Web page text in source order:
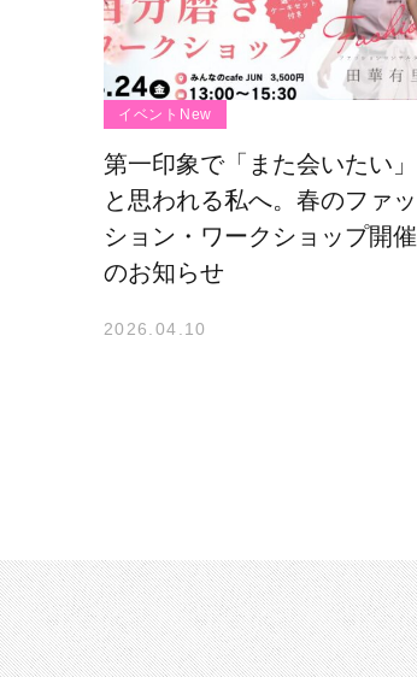
イベントNew
第一印象で「また会いたい」
と思われる私へ。春のファッ
ション・ワークショップ開催
のお知らせ
2026.04.10